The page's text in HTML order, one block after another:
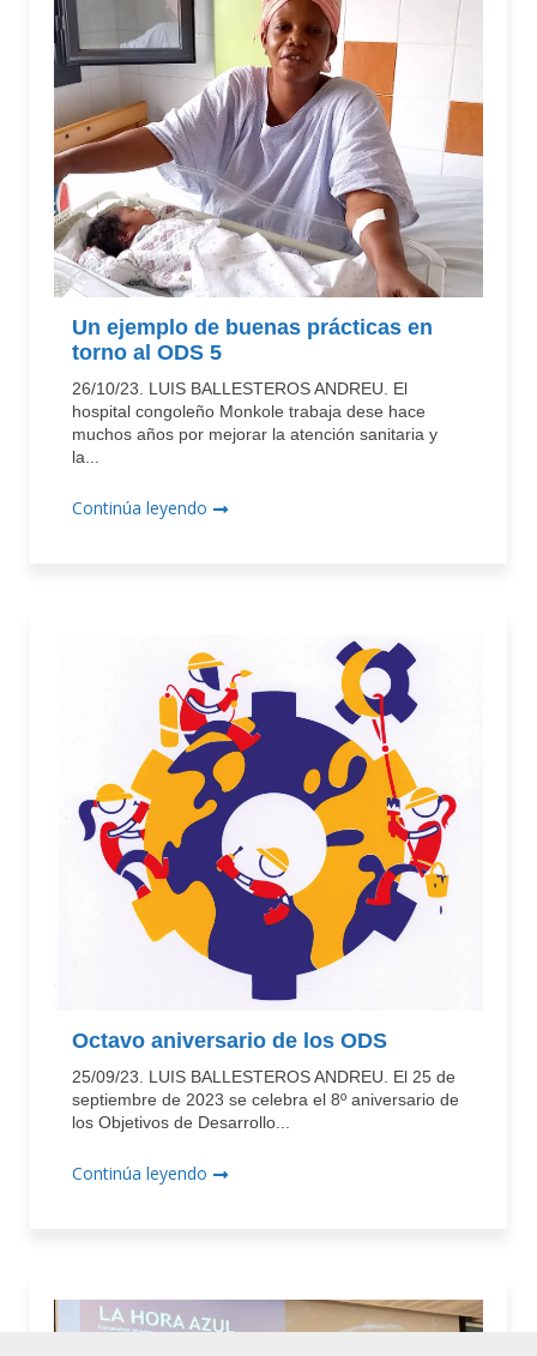
Un ejemplo de buenas prácticas en
torno al ODS 5
26/10/23. LUIS BALLESTEROS ANDREU. El
hospital congoleño Monkole trabaja dese hace
muchos años por mejorar la atención sanitaria y
la...
Continúa leyendo
Octavo aniversario de los ODS
25/09/23. LUIS BALLESTEROS ANDREU. El 25 de
septiembre de 2023 se celebra el 8º aniversario de
los Objetivos de Desarrollo...
Continúa leyendo